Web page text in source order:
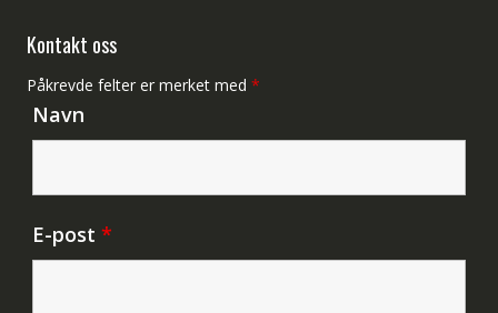
Kontakt oss
Påkrevde felter er merket med *
Navn
E-post *